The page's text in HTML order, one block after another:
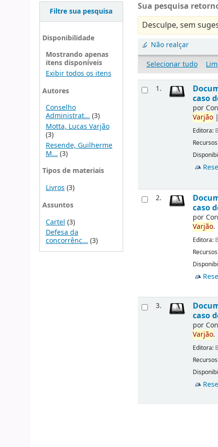
Filtre sua pesquisa
Disponibilidade
Mostrando apenas
itens disponíveis
Exibir todos os itens
Autores
Conselho
Administrat...(3)
Motta, Lucas Varjão
(3)
Resende, Guilherme
M... (3)
Tipos de materiais
Livros (3)
Assuntos
Cartel (3)
Defesa da
concorrênc...(3)
Sua pesquisa
Desculpe, sem
Não realçar
Selecionar tudo
1.
caso
por
Varjão |
Editora:
2.
caso
por
Varjão.
Editora:
3.
caso
por
Varjão.
Editora: